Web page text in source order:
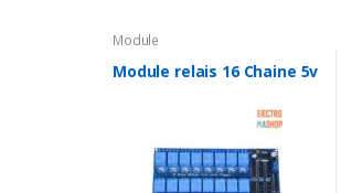
Module
Module relais 16 Chaine 5v